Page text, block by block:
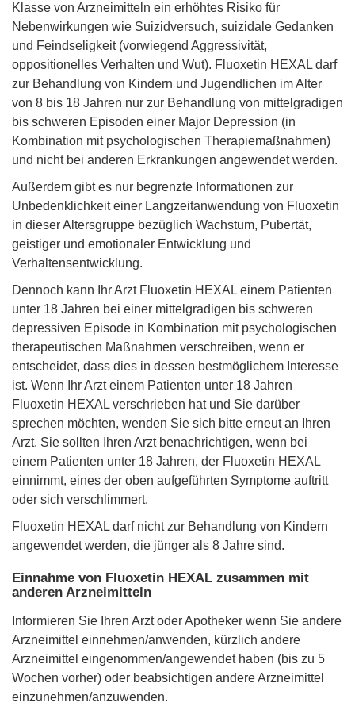
Klasse von Arzneimitteln ein erhöhtes Risiko für
Nebenwirkungen wie Suizidversuch, suizidale Gedanken
und Feindseligkeit (vorwiegend Aggressivität,
oppositionelles Verhalten und Wut). Fluoxetin HEXAL darf
zur Behandlung von Kindern und Jugendlichen im Alter
von 8 bis 18 Jahren nur zur Behandlung von mittelgradigen
bis schweren Episoden einer Major Depression (in
Kombination mit psychologischen Therapiemaßnahmen)
und nicht bei anderen Erkrankungen angewendet werden.
Außerdem gibt es nur begrenzte Informationen zur
Unbedenklichkeit einer Langzeitanwendung von Fluoxetin
in dieser Altersgruppe bezüglich Wachstum, Pubertät,
geistiger und emotionaler Entwicklung und
Verhaltensentwicklung.
Dennoch kann Ihr Arzt Fluoxetin HEXAL einem Patienten
unter 18 Jahren bei einer mittelgradigen bis schweren
depressiven Episode in Kombination mit psychologischen
therapeutischen Maßnahmen verschreiben, wenn er
entscheidet, dass dies in dessen bestmöglichem Interesse
ist. Wenn Ihr Arzt einem Patienten unter 18 Jahren
Fluoxetin HEXAL verschrieben hat und Sie darüber
sprechen möchten, wenden Sie sich bitte erneut an Ihren
Arzt. Sie sollten Ihren Arzt benachrichtigen, wenn bei
einem Patienten unter 18 Jahren, der Fluoxetin HEXAL
einnimmt, eines der oben aufgeführten Symptome auftritt
oder sich verschlimmert.
Fluoxetin HEXAL darf nicht zur Behandlung von Kindern
angewendet werden, die jünger als 8 Jahre sind.
Einnahme von Fluoxetin HEXAL zusammen mit
anderen Arzneimitteln
Informieren Sie Ihren Arzt oder Apotheker wenn Sie andere
Arzneimittel einnehmen/anwenden, kürzlich andere
Arzneimittel eingenommen/angewendet haben (bis zu 5
Wochen vorher) oder beabsichtigen andere Arzneimittel
einzunehmen/anzuwenden.